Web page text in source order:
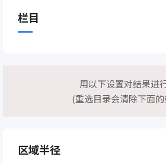
栏目
用以下设置对结果进
(重选目录会清除下面
区域半径